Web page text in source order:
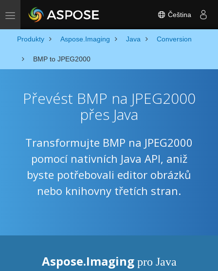
Toggle navigation Čeština
Produkty Aspose.Imaging Java Conversion
BMP to JPEG2000
Převést BMP na JPEG2000
přes Java
Transformujte BMP na JPEG2000
pomocí nativních Java API, aniž
byste potřebovali editor obrázků
nebo knihovny třetích stran.
Aspose.Imaging pro Java